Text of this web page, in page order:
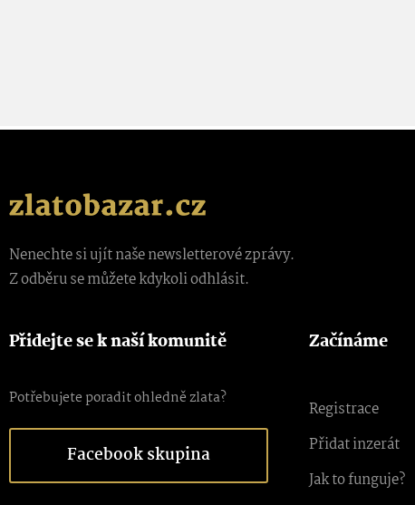
Nenechte si ujít naše newsletterové zprávy.
Z odběru se můžete kdykoli odhlásit.
Přidejte se k naší komunitě
Potřebujete poradit ohledně zlata?
Facebook skupina
Začínáme
Registrace
Přidat inzerát
Jak to funguje?